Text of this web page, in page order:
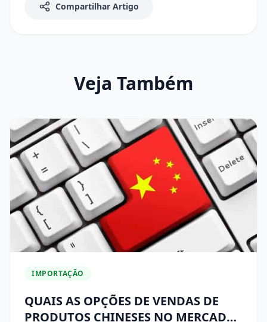
Compartilhar Artigo
Veja Também
IMPORTAÇÃO
QUAIS AS OPÇÕES DE VENDAS DE
PRODUTOS CHINESES NO MERCADO